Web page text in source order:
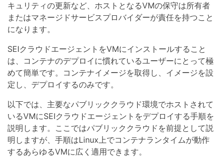
キュリティの更新など、ホストとなるVMの保守は所有者
またはマネージドサービスプロバイダーが責任を持つこと
になります。
SEIクラウドエージェントをVMにインストールすること
は、コンテナのデプロイに慣れているユーザーにとって極
めて簡単です。コンテナイメージを取得し、イメージを設
定し、デプロイするのみです。
以下では、主要なパブリッククラウド環境でホストされて
いるVMにSEIクラウドエージェントをデプロイする手順を
説明します。ここではパブリッククラウドを前提として説
明しますが、手順はLinux上でコンテナランタイムが動作
するあらゆるVMに広く適用できます。